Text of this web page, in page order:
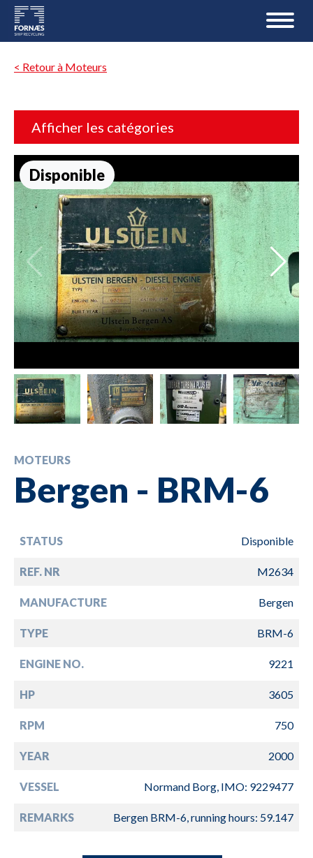
< Retour à Moteurs
Afficher les catégories
Disponible
MOTEURS
Bergen - BRM-6
STATUS Disponible
REF. NR M2634
MANUFACTURE Bergen
TYPE BRM-6
ENGINE NO. 9221
HP 3605
RPM 750
YEAR 2000
VESSEL Normand Borg, IMO: 9229477
REMARKS Bergen BRM-6, running hours: 59.147